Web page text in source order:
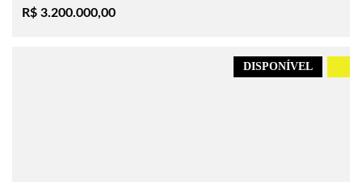
R$ 3.200.000,00
DISPONÍVEL